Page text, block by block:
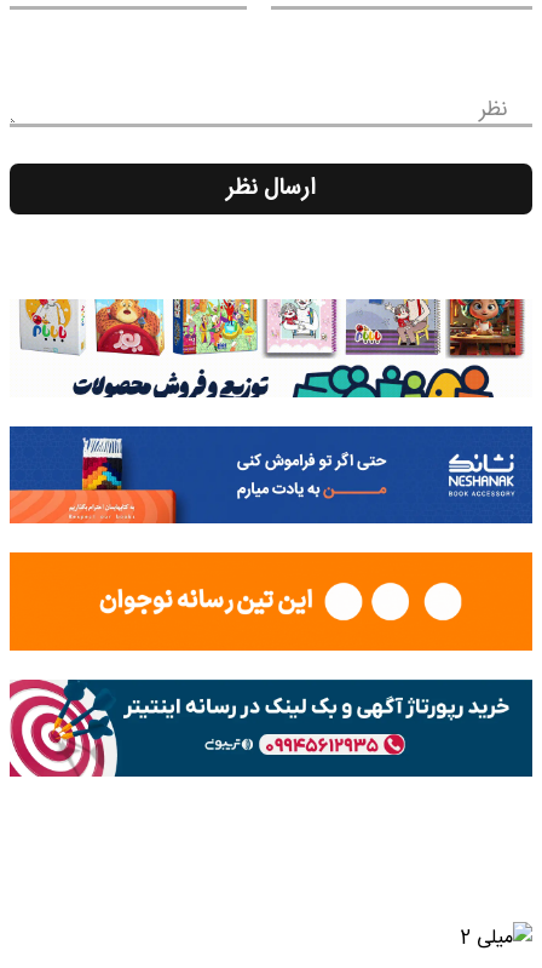
نظر
ارسال نظر